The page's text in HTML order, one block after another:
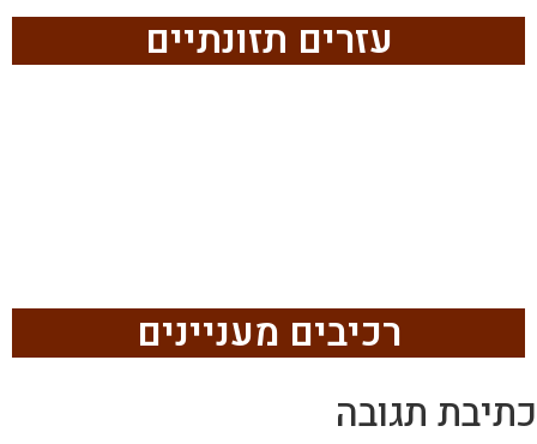
עזרים תזונתיים
רכיבים מעניינים
כתיבת תגובה